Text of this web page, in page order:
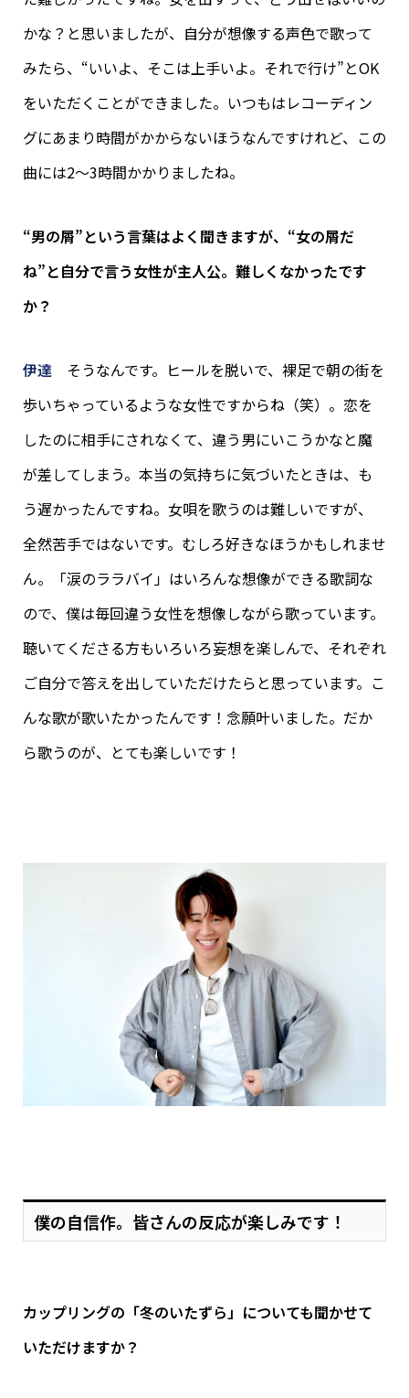
かな？と思いましたが、自分が想像する声色で歌って
みたら、“いいよ、そこは上手いよ。それで行け”とOK
をいただくことができました。いつもはレコーディン
グにあまり時間がかからないほうなんですけれど、この
曲には2〜3時間かかりましたね。
“男の屑”という言葉はよく聞きますが、“女の屑だ
ね”と自分で言う女性が主人公。難しくなかったです
か？
伊達そうなんです。ヒールを脱いで、裸足で朝の街を
歩いちゃっているような女性ですからね（笑）。恋を
したのに相手にされなくて、違う男にいこうかなと魔
が差してしまう。本当の気持ちに気づいたときは、も
う遅かったんですね。女唄を歌うのは難しいですが、
全然苦手ではないです。むしろ好きなほうかもしれませ
ん。「涙のララバイ」はいろんな想像ができる歌詞な
ので、僕は毎回違う女性を想像しながら歌っています。
聴いてくださる方もいろいろ妄想を楽しんで、それぞれ
ご自分で答えを出していただけたらと思っています。こ
んな歌が歌いたかったんです！念願叶いました。だか
ら歌うのが、とても楽しいです！
僕の自信作。皆さんの反応が楽しみです！
カップリングの「冬のいたずら」についても聞かせて
いただけますか？